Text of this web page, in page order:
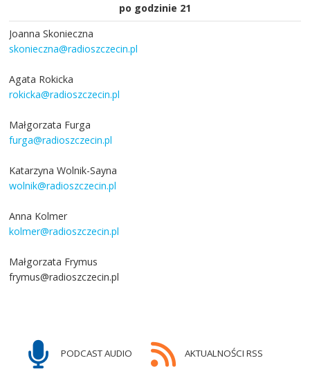
po godzinie 21
Joanna Skonieczna
skonieczna@radioszczecin.pl
Agata Rokicka
rokicka@radioszczecin.pl
Małgorzata Furga
furga@radioszczecin.pl
Katarzyna Wolnik-Sayna
wolnik@radioszczecin.pl
Anna Kolmer
kolmer@radioszczecin.pl
Małgorzata Frymus
frymus@radioszczecin.pl
PODCAST AUDIO AKTUALNOŚCI RSS